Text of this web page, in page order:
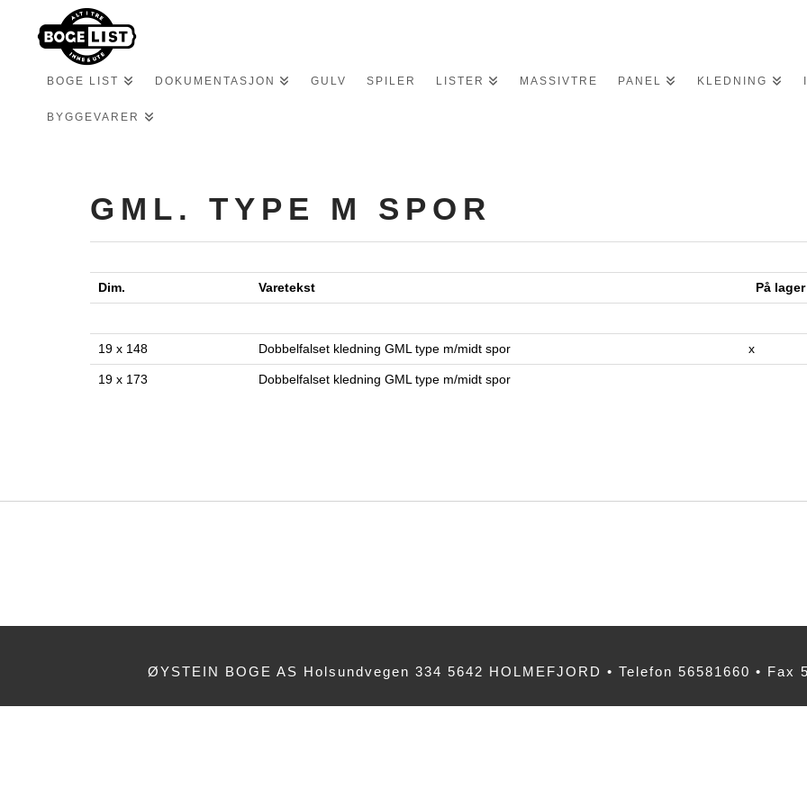
BOGE LIST DOKUMENTASJON GULV SPILER LISTER MASSIVTRE PANEL KLEDNING
BYGGEVARER
GML. TYPE M SPOR
Dim. Varetekst På
19 x 148 Dobbelfalset kledning GML type m/midt spor x
19 x 173 Dobbelfalset kledning GML type m/midt spor
ØYSTEIN BOGE AS Holsundvegen 334 5642 HOLMEFJORD • Telefon 56581660 • Fax